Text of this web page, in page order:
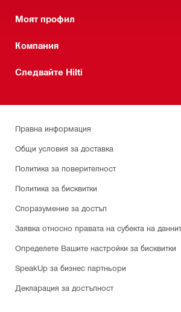
Моят профил
Компания
Следвайте Hilti
Правна информация
Общи условия за доставка
Политика за поверителност
Политика за бисквитки
Споразумение за достъп
Заявка относно правата на субекта на
Определете Вашите настройки за бисквитки
SpeakUp за бизнес партньори
Декларация за достъпност